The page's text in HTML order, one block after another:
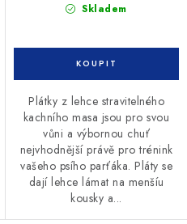
Skladem
Plátky z lehce stravitelného
kachního masa jsou pro svou
vůni a výbornou chuť
nejvhodnější právě pro trénink
vašeho psího parťáka. Pláty se
dají lehce lámat na menšíu
kousky a...